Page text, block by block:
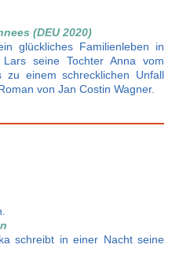
(DEU 2020)
glückliches Familienleben in
seine Tochter Anna vom
zu einem schrecklichen Unfall
von Jan Costin Wagner.
schreibt in einer Nacht seine